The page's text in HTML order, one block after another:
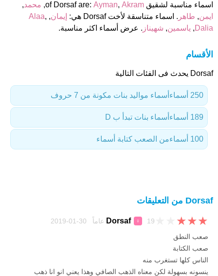
اسماء مناسبة لشقيق of Dorsaf are: Ayman, Akram
, محمد,
ايمن, طاهر . اسماء متناسقة لأخت Dorsaf هي: إيمان,
Alaa,
Dalia
, ياسمين, شهيناز . عرض أسماء اكثر مناسبة.
الأقسام
Dorsaf يحدث فى الفئات التالية
أسماء مواليد بنات مكونة من 7 حروف 250 أسماء
أسماء بنات تبدأ ب D 189 أسماء
من الصعب كتابة أسماء 100 أسماء
Dorsaf من التعليقات
Dorsaf ♀ 19 عاماً 30-01-2019 ★
★
★
صعب النطق
صعب الكتابة
الناس كلها تستغرب منه
ينسونه بسهولة لكن معناه الذهب الصافي وهذا يعني انو انا ذهب